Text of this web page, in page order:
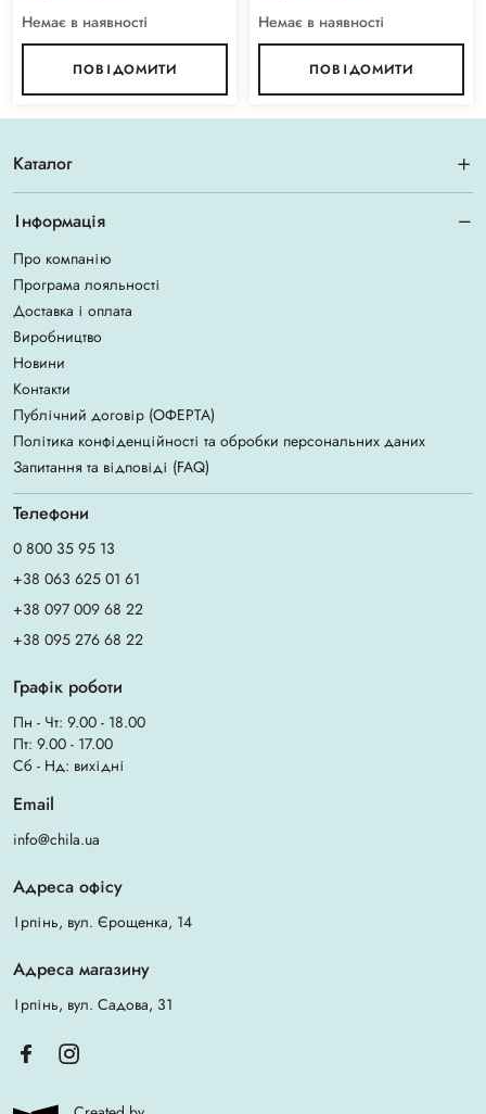
Немає в наявності
ПОВІДОМИТИ
Немає в наявності
ПОВІДОМИТИ
Каталог
Інформація
Про компанію
Програма лояльності
Доставка і оплата
Виробництво
Новини
Контакти
Публічний договір (ОФЕРТА)
Політика конфіденційності та обробки персональних даних
Запитання та відповіді (FAQ)
Телефони
0 800 35 95 13
+38 063 625 01 61
+38 097 009 68 22
+38 095 276 68 22
Графік роботи
Пн - Чт: 9.00 - 18.00
Пт: 9.00 - 17.00
Сб - Нд: вихідні
Email
info@chila.ua
Адреса офісу
Ірпінь, вул. Єрощенка, 14
Адреса магазину
Ірпінь, вул. Садова, 31